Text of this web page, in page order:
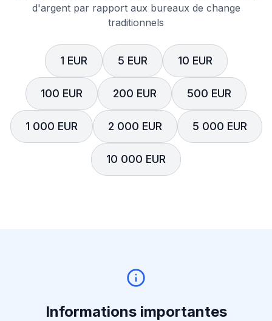
d'argent par rapport aux bureaux de change
traditionnels
1 EUR 5 EUR 10 EUR
100 EUR 200 EUR 500 EUR
1 000 EUR 2 000 EUR 5 000 EUR
10 000 EUR
Informations importantes